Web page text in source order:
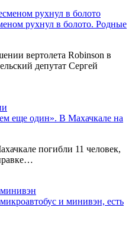
рухнул в болото. Родные
вертолета Robinson в
депутат Сергей
еще один». В Махачкале на
погибли 11 человек,
и минивэн, есть